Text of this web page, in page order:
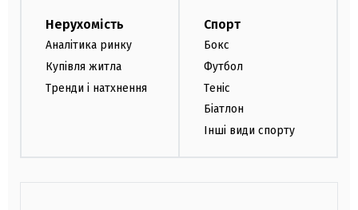
Нерухомість
Аналітика ринку
Купівля житла
Тренди і натхнення
Спорт
Бокс
Футбол
Теніс
Біатлон
Інші види спорту